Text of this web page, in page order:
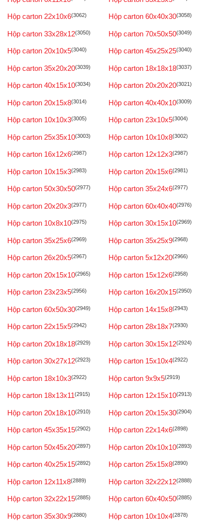
Hộp carton 22x10x6(3062) Hộp carton 60x40x30(3058)
Hộp carton 33x28x12(3050) Hộp carton 70x50x50(3049)
Hộp carton 20x10x5(3040) Hộp carton 45x25x25(3040)
Hộp carton 35x20x20(3039) Hộp carton 18x18x18(3037)
Hộp carton 40x15x10(3034) Hộp carton 20x20x20(3021)
Hộp carton 20x15x8(3014) Hộp carton 40x40x10(3009)
Hộp carton 10x10x3(3005) Hộp carton 23x10x5(3004)
Hộp carton 25x35x10(3003) Hộp carton 10x10x8(3002)
Hộp carton 16x12x6(2987) Hộp carton 12x12x3(2987)
Hộp carton 10x15x3(2983) Hộp carton 20x15x6(2981)
Hộp carton 50x30x50(2977) Hộp carton 35x24x6(2977)
Hộp carton 20x20x3(2977) Hộp carton 60x40x40(2976)
Hộp carton 10x8x10(2975) Hộp carton 30x15x10(2969)
Hộp carton 35x25x6(2969) Hộp carton 35x25x9(2968)
Hộp carton 26x20x5(2967) Hộp carton 5x12x20(2966)
Hộp carton 20x15x10(2965) Hộp carton 15x12x6(2958)
Hộp carton 23x23x5(2956) Hộp carton 16x20x15(2950)
Hộp carton 60x50x30(2949) Hộp carton 14x15x8(2943)
Hộp carton 22x15x5(2942) Hộp carton 28x18x7(2930)
Hộp carton 20x18x18(2929) Hộp carton 30x15x12(2924)
Hộp carton 30x27x12(2923) Hộp carton 15x10x4(2922)
Hộp carton 18x10x3(2922) Hộp carton 9x9x5(2919)
Hộp carton 18x13x11(2915) Hộp carton 12x15x10(2913)
Hộp carton 20x18x10(2910) Hộp carton 20x15x30(2904)
Hộp carton 45x35x15(2902) Hộp carton 22x14x6(2898)
Hộp carton 50x45x20(2897) Hộp carton 20x10x10(2893)
Hộp carton 40x25x15(2892) Hộp carton 25x15x8(2890)
Hộp carton 12x11x8(2889) Hộp carton 32x22x12(2888)
Hộp carton 32x22x15(2885) Hộp carton 60x40x50(2885)
Hộp carton 35x30x9(2880) Hộp carton 10x10x4(2878)